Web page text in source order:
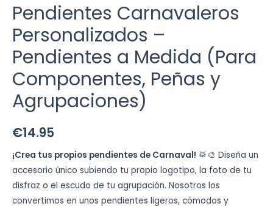
Pendientes Carnavaleros
Personalizados –
Pendientes a Medida (Para
Componentes, Peñas y
Agrupaciones)
€14.95
¡Crea tus propios pendientes de Carnaval! 🥁🎨 Diseña un
accesorio único subiendo tu propio logotipo, la foto de tu
disfraz o el escudo de tu agrupación. Nosotros los
convertimos en unos pendientes ligeros, cómodos y